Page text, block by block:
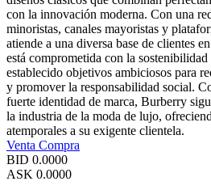
con la innovación moderna. Con una
minoristas, canales mayoristas y
atiende a una diversa base de clientes
está comprometida con la
establecido objetivos ambiciosos para
y promover la responsabilidad social.
fuerte identidad de marca, Burberry
la industria de la moda de lujo,
atemporales a su exigente clientela.
Venta Compra
BID 0.0000
ASK 0.0000